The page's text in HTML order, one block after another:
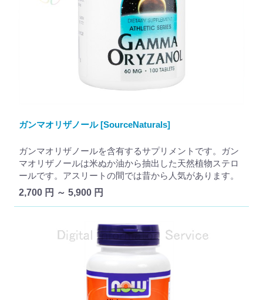
ガンマオリザノール [SourceNaturals]
ガンマオリザノールを含有するサプリメントです。ガン
マオリザノールは米ぬか油から抽出した天然植物ステロ
ールです。アスリートの間では昔から人気があります。
2,700 円 ～ 5,900 円